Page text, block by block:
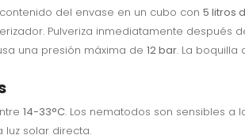
del envase en un cubo con 5 litros
Pulveriza inmediatamente
una presión máxima de 12 bar. La
14-33°C. Los nematodos son sensibles
luz solar directa.